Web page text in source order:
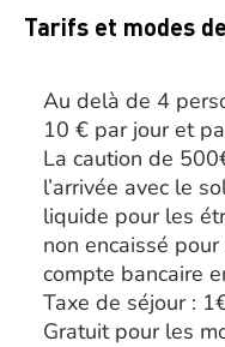
Tarifs et modes
Au delà de 4
10 € par jour et
La caution de
l’arrivée avec le
liquide pour les
non encaissé
compte bancaire
Taxe de séjour :
Gratuit pour les